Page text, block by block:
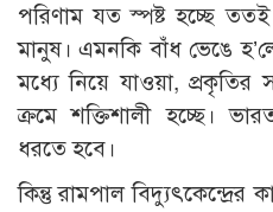
পরিণাম যত স্পষ্ট হচ্ছে
মানুষ। এমনকি বাঁধ ভেঙে
মধ্যে নিয়ে যাওয়া, প্রকৃতির
ক্রমে শক্তিশালী হচ্ছে।
ধরতে হবে।
কিন্তু রামপাল